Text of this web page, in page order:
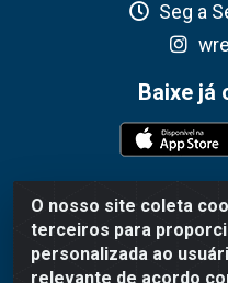
O nosso site coleta
terceiros para
personalizada ao
relevante de acordo
Seg a
Baixe já
WR Embalagens - R. Cel.
Grogotó - Barbacena /